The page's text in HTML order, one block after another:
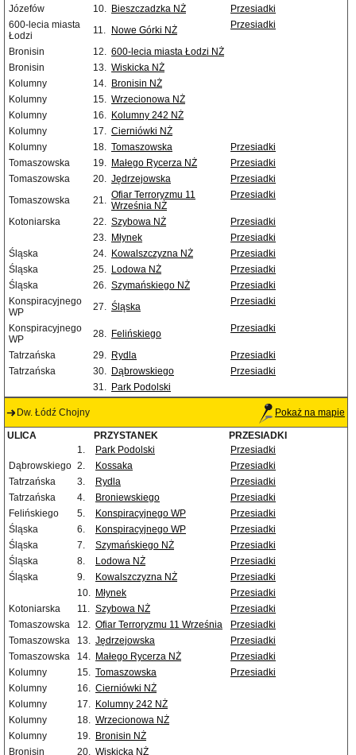
Józefów
10. Bieszczadzka NŻ
Przesiadki
600-lecia miasta
Łodzi
11. Nowe Górki NŻ Przesiadki
Bronisin 12. 600-lecia miasta Łodzi NŻ
Bronisin
13. Wiskicka NŻ
Kolumny
14. Bronisin NŻ
Kolumny
15. Wrzecionowa NŻ
Kolumny
16. Kolumny 242 NŻ
Kolumny
17. Cierniówki NŻ
Kolumny
18. Tomaszowska
Przesiadki
Tomaszowska
19. Małego Rycerza NŻ
Przesiadki
Tomaszowska
20. Jędrzejowska
Przesiadki
Tomaszowska
21. Ofiar Terroryzmu 11
Września NŻ
Przesiadki
Kotoniarska 22. Szybowa NŻ
Przesiadki
23. Młynek
Przesiadki
Śląska
24. Kowalszczyzna NŻ
Przesiadki
Śląska
25. Lodowa NŻ
Przesiadki
Śląska
26. Szymańskiego NŻ
Przesiadki
Konspiracyjnego
WP
27. Śląska Przesiadki
Konspiracyjnego
WP
28. Felińskiego Przesiadki
Tatrzańska 29. Rydla
Przesiadki
Tatrzańska
30. Dąbrowskiego
Przesiadki
31. Park Podolski
Dw. Łódź Chojny Pokaż na mapie
ULICA PRZYSTANEK
PRZESIADKI
1.
Park Podolski
Przesiadki
Dąbrowskiego 2. Kossaka
Przesiadki
Tatrzańska
3. Rydla
Przesiadki
Tatrzańska
4. Broniewskiego
Przesiadki
Felińskiego
5. Konspiracyjnego WP
Przesiadki
Śląska
6. Konspiracyjnego WP
Przesiadki
Śląska
7. Szymańskiego NŻ
Przesiadki
Śląska
8. Lodowa NŻ
Przesiadki
Śląska
9. Kowalszczyzna NŻ
Przesiadki
10. Młynek
Przesiadki
Kotoniarska
11. Szybowa NŻ
Przesiadki
Tomaszowska
12. Ofiar Terroryzmu 11 Września
Przesiadki
Tomaszowska
13. Jędrzejowska
Przesiadki
Tomaszowska
14. Małego Rycerza NŻ
Przesiadki
Kolumny
15. Tomaszowska
Przesiadki
Kolumny
16. Cierniówki NŻ
Kolumny
17. Kolumny 242 NŻ
Kolumny
18. Wrzecionowa NŻ
Kolumny
19. Bronisin NŻ
Bronisin
20. Wiskicka NŻ